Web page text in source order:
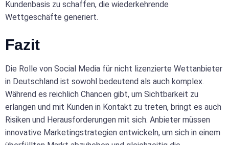
Kundenbasis zu schaffen, die wiederkehrende
Wettgeschäfte generiert.
Fazit
Die Rolle von Social Media für nicht lizenzierte Wettanbieter
in Deutschland ist sowohl bedeutend als auch komplex.
Während es reichlich Chancen gibt, um Sichtbarkeit zu
erlangen und mit Kunden in Kontakt zu treten, bringt es auch
Risiken und Herausforderungen mit sich. Anbieter müssen
innovative Marketingstrategien entwickeln, um sich in einem